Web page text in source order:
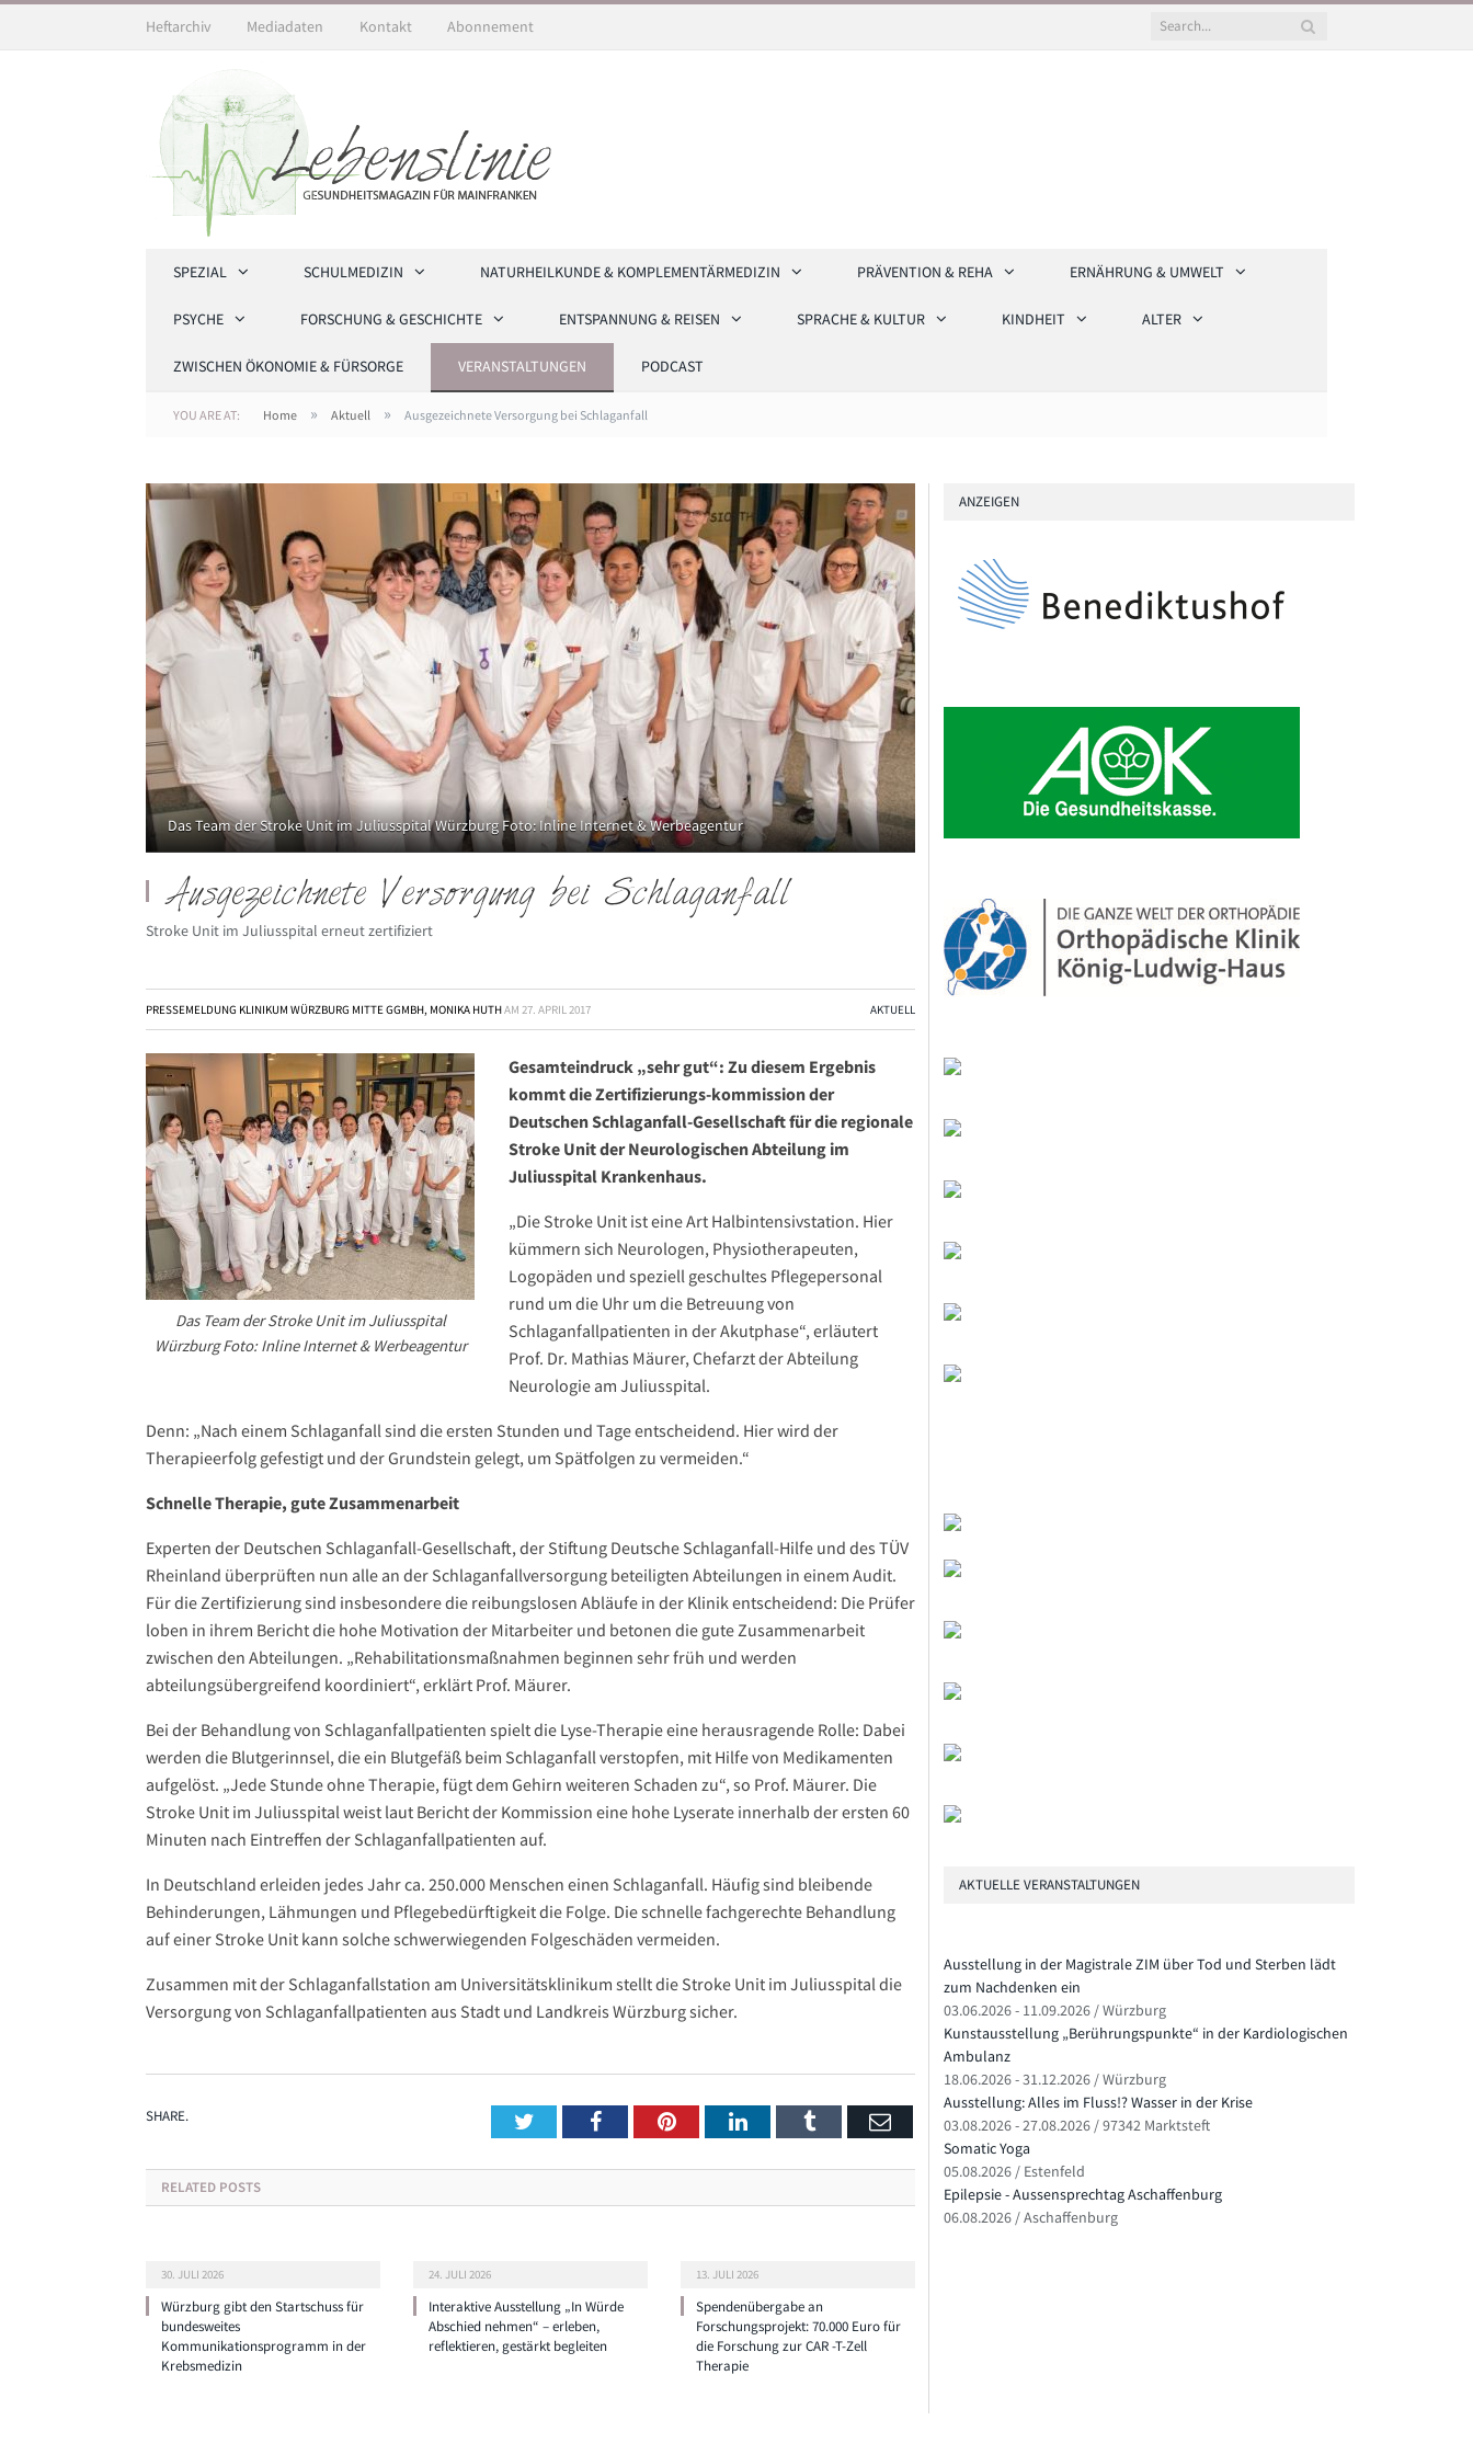
Heftarchiv Mediadaten Kontakt Abonnement
SPEZIAL SCHULMEDIZIN NATURHEILKUNDE & KOMPLEMENTÄRMEDIZIN PRÄVENTION & REHA ERNÄHRUNG & UMWELT
PSYCHE FORSCHUNG & GESCHICHTE ENTSPANNUNG & REISEN SPRACHE & KULTUR KINDHEIT ALTER
ZWISCHEN ÖKONOMIE & FÜRSORGE VERANSTALTUNGEN PODCAST
YOU ARE AT: Home » Aktuell » Ausgezeichnete Versorgung bei Schlaganfall
Das Team der Stroke Unit im Juliusspital Würzburg Foto: Inline Internet & Werbeagentur
Ausgezeichnete Versorgung bei Schlaganfall
Stroke Unit im Juliusspital erneut zertifiziert
PRESSEMELDUNG KLINIKUM WÜRZBURG MITTE GGMBH, MONIKA HUTHAM 27. APRIL 2017 AKTUELL
Das Team der Stroke Unit im Juliusspital
Würzburg Foto: Inline Internet & Werbeagentur
Gesamteindruck „sehr gut“: Zu diesem Ergebnis
kommt die Zertifizierungs-kommission der
Deutschen Schlaganfall-Gesellschaft für die regionale
Stroke Unit der Neurologischen Abteilung im
Juliusspital Krankenhaus.
„Die Stroke Unit ist eine Art Halbintensivstation. Hier
kümmern sich Neurologen, Physiotherapeuten,
Logopäden und speziell geschultes Pflegepersonal
rund um die Uhr um die Betreuung von
Schlaganfallpatienten in der Akutphase“, erläutert
Prof. Dr. Mathias Mäurer, Chefarzt der Abteilung
Neurologie am Juliusspital.
Denn: „Nach einem Schlaganfall sind die ersten Stunden und Tage entscheidend. Hier wird der
Therapieerfolg gefestigt und der Grundstein gelegt, um Spätfolgen zu vermeiden.“
Schnelle Therapie, gute Zusammenarbeit
Experten der Deutschen Schlaganfall-Gesellschaft, der Stiftung Deutsche Schlaganfall-Hilfe und des TÜV
Rheinland überprüften nun alle an der Schlaganfallversorgung beteiligten Abteilungen in einem Audit.
Für die Zertifizierung sind insbesondere die reibungslosen Abläufe in der Klinik entscheidend: Die Prüfer
loben in ihrem Bericht die hohe Motivation der Mitarbeiter und betonen die gute Zusammenarbeit
zwischen den Abteilungen. „Rehabilitationsmaßnahmen beginnen sehr früh und werden
abteilungsübergreifend koordiniert“, erklärt Prof. Mäurer.
Bei der Behandlung von Schlaganfallpatienten spielt die Lyse-Therapie eine herausragende Rolle: Dabei
werden die Blutgerinnsel, die ein Blutgefäß beim Schlaganfall verstopfen, mit Hilfe von Medikamenten
aufgelöst. „Jede Stunde ohne Therapie, fügt dem Gehirn weiteren Schaden zu“, so Prof. Mäurer. Die
Stroke Unit im Juliusspital weist laut Bericht der Kommission eine hohe Lyserate innerhalb der ersten 60
Minuten nach Eintreffen der Schlaganfallpatienten auf.
In Deutschland erleiden jedes Jahr ca. 250.000 Menschen einen Schlaganfall. Häufig sind bleibende
Behinderungen, Lähmungen und Pflegebedürftigkeit die Folge. Die schnelle fachgerechte Behandlung
auf einer Stroke Unit kann solche schwerwiegenden Folgeschäden vermeiden.
Zusammen mit der Schlaganfallstation am Universitätsklinikum stellt die Stroke Unit im Juliusspital die
Versorgung von Schlaganfallpatienten aus Stadt und Landkreis Würzburg sicher.
SHARE. TwitterFacebookPinterestLinkedInTumblr Email
RELATED POSTS
30. JULI 2026
Würzburg gibt den Startschuss für
bundesweites
Kommunikationsprogramm in der
Krebsmedizin
24. JULI 2026
Interaktive Ausstellung „In Würde
Abschied nehmen“ – erleben,
reflektieren, gestärkt begleiten
13. JULI 2026
Spendenübergabe an
Forschungsprojekt: 70.000 Euro für
die Forschung zur CAR -T-Zell
Therapie
ANZEIGEN
AKTUELLE VERANSTALTUNGEN
Ausstellung in der Magistrale ZIM über Tod und Sterben lädt
zum Nachdenken ein
03.06.2026 - 11.09.2026 / Würzburg
Kunstausstellung „Berührungspunkte“ in der Kardiologischen
Ambulanz
18.06.2026 - 31.12.2026 / Würzburg
Ausstellung: Alles im Fluss!? Wasser in der Krise
03.08.2026 - 27.08.2026 / 97342 Marktsteft
Somatic Yoga
05.08.2026 / Estenfeld
Epilepsie - Aussensprechtag Aschaffenburg
06.08.2026 / Aschaffenburg